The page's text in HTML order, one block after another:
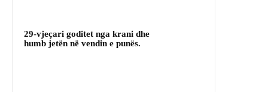
29-vjeçari goditet nga krani dhe
humb jetën në vendin e punës.